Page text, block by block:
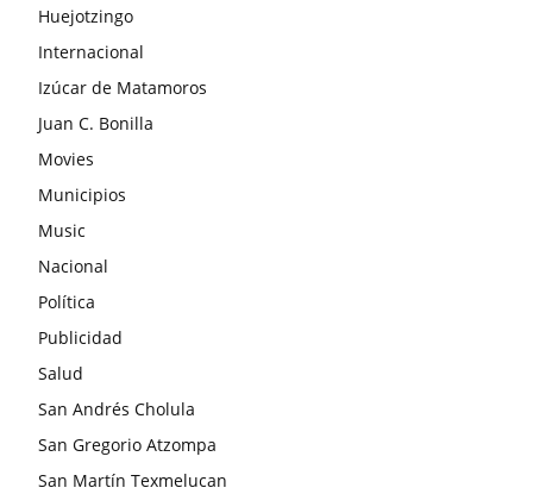
Huejotzingo
Internacional
Izúcar de Matamoros
Juan C. Bonilla
Movies
Municipios
Music
Nacional
Política
Publicidad
Salud
San Andrés Cholula
San Gregorio Atzompa
San Martín Texmelucan